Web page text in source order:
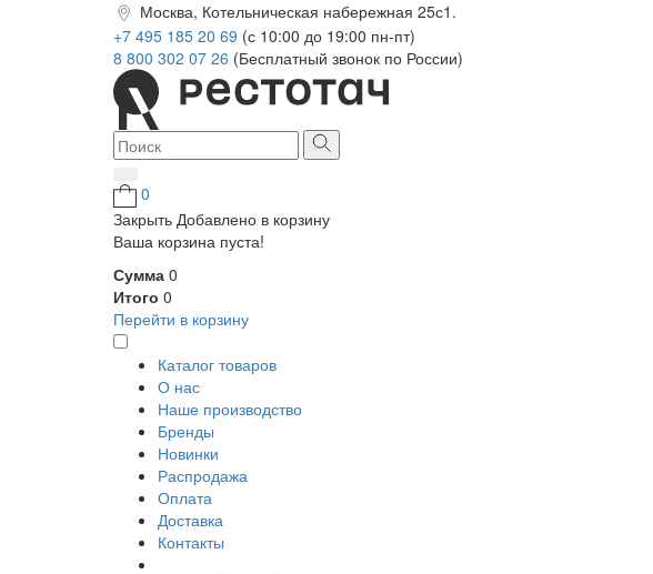
Москва, Котельническая набережная 25с1.
+7 495 185 20 69 (с 10:00 до 19:00 пн-пт)
8 800 302 07 26 (Бесплатный звонок по России)
0
Закрыть Добавлено в корзину
Ваша корзина пуста!
Сумма 0
Итого 0
Перейти в корзину
Каталог товаров
О нас
Наше производство
Бренды
Новинки
Распродажа
Оплата
Доставка
Контакты